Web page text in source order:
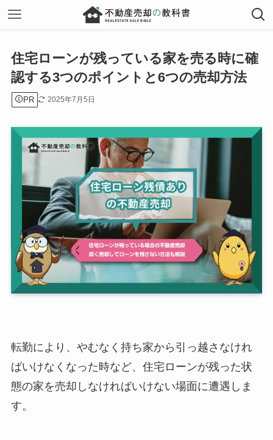
住宅ローンが残っている家を売る時に確
認する3つのポイントと6つの売却方法
PR 2025年7月5日
転勤により、やむなく持ち家から引っ越さなけれ
ばいけなくなった時など、住宅ローンが残った状
態の家を売却しなければいけない場面に遭遇しま
す。